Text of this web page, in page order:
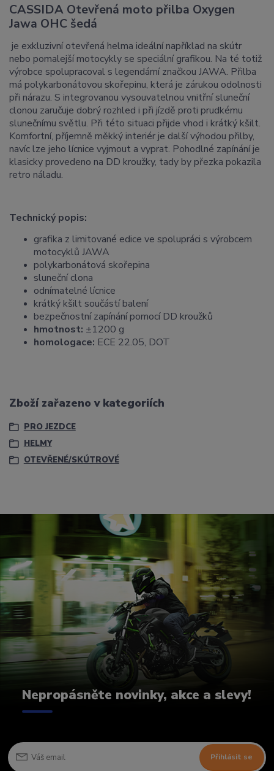
CASSIDA Otevřená moto přilba Oxygen
Jawa OHC šedá
je exkluzivní otevřená helma ideální například na skútr
nebo pomalejší motocykly se speciální grafikou. Na té totiž
výrobce spolupracoval s legendární značkou JAWA. Přilba
má polykarbonátovou skořepinu, která je zárukou odolnosti
při nárazu. S integrovanou vysouvatelnou vnitřní sluneční
clonou zaručuje dobrý rozhled i při jízdě proti prudkému
slunečnímu světlu. Při této situaci přijde vhod i krátký kšilt.
Komfortní, příjemně měkký interiér je další výhodou přilby,
navíc lze jeho lícnice vyjmout a vyprat. Pohodlné zapínání je
klasicky provedeno na DD kroužky, tady by přezka pokazila
retro náladu.
Technický popis:
grafika z limitované edice ve spolupráci s výrobcem
motocyklů JAWA
polykarbonátová skořepina
sluneční clona
odnímatelné lícnice
krátký kšilt součástí balení
bezpečnostní zapínání pomocí DD kroužků
hmotnost: ±1200 g
homologace: ECE 22.05, DOT
Zboží zařazeno v kategoriích
PRO JEZDCE
HELMY
OTEVŘENÉ/SKÚTROVÉ
Nepropásněte novinky, akce a slevy!
Přihlásit se